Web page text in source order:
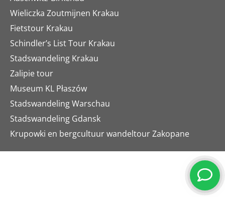
Wieliczka Zoutmijnen Krakau
Fietstour Krakau
Schindler’s List Tour Krakau
Stadswandeling Krakau
Zalipie tour
Museum KL Płaszów
Stadswandeling Warschau
Stadswandeling Gdansk
Krupowki en bergcultuur wandeltour Zakopane